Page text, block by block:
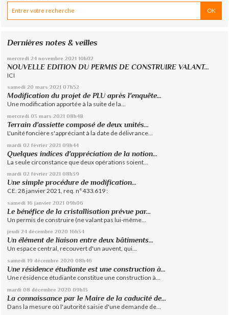
Dernières notes & veilles
mercredi 24 novembre 2021 10h02
NOUVELLE EDITION DU PERMIS DE CONSTRUIRE VALANT...
ICI
samedi 20 mars 2021 07h52
Modification du projet de PLU après l'enquête...
Une modification apportée à la suite de la...
mercredi 03 mars 2021 08h48
Terrain d'assiette composé de deux unités...
L'unité foncière s'appréciant à la date de délivrance...
mardi 02 février 2021 09h44
Quelques indices d'appréciation de la notion...
La seule circonstance que deux opérations soient...
mardi 02 février 2021 08h39
Une simple procédure de modification...
CE. 28 janvier 2021, req. n°433.619 :
samedi 16 janvier 2021 09h06
Le bénéfice de la cristallisation prévue par...
Un permis de construire (ne valant pas lui-même...
jeudi 24 décembre 2020 16h34
Un élément de liaison entre deux bâtiments...
Un espace central, recouvert d'un auvent, qui...
samedi 19 décembre 2020 08h46
Une résidence étudiante est une construction à...
Une résidence étudiante constitue une construction à...
mardi 08 décembre 2020 09h13
La connaissance par le Maire de la caducité de...
Dans la mesure où l'autorité saisie d'une demande de...